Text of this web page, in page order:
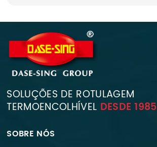
SOLUÇÕES DE ROTULAGEM
TERMOENCOLHÍVEL DESDE 1985
SOBRE NÓS